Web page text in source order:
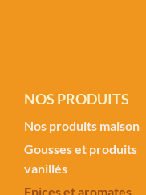
NOS PRODUITS
Nos produits maison
Gousses et produits
vanillés
Epices et aromates